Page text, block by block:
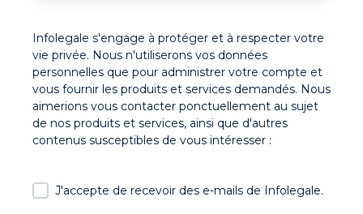
Infolegale s'engage à protéger et à respecter votre
vie privée. Nous n'utiliserons vos données
personnelles que pour administrer votre compte et
vous fournir les produits et services demandés. Nous
aimerions vous contacter ponctuellement au sujet
de nos produits et services, ainsi que d'autres
contenus susceptibles de vous intéresser :
J'accepte de recevoir des e-mails de Infolegale.